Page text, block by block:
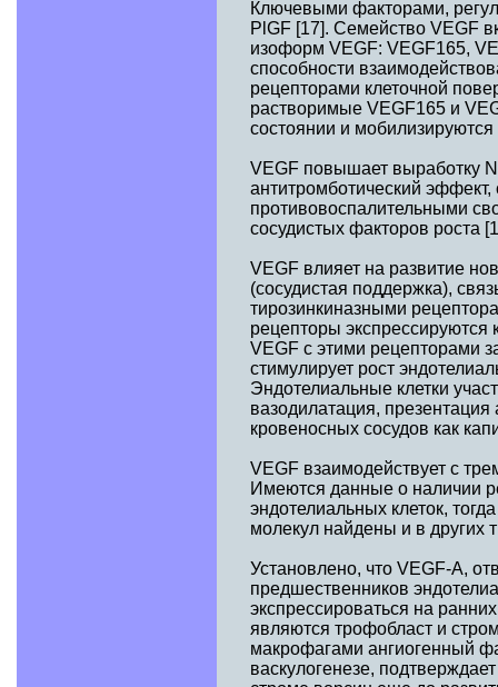
Ключевыми факторами,
PlGF [17]. Семейство VEGF
изоформ VEGF: VEGF165,
способности
рецепторами клеточной
растворимые VEGF165 и
состоянии и мобилизируются
VEGF повышает выработку
антитромботический
противовоспалительными
сосудистых факторов роста
VEGF влияет на развитие
(сосудистая поддержка),
тирозинкиназными
рецепторы экспрессируются
VEGF с этими рецепторами
стимулирует рост
Эндотелиальные клетки
вазодилатация,
кровеносных сосудов как
VEGF взаимодействует с
Имеются данные о наличии
эндотелиальных клеток,
молекул найдены и в других
Установлено, что VEGF-А,
предшественников
экспрессироваться на
являются трофобласт и
макрофагами ангиогенный
васкулогенезе,